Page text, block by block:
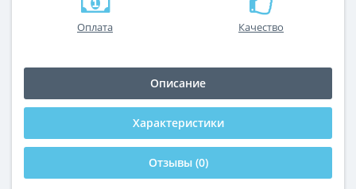
Оплата Качество
Описание
Характеристики
Отзывы (0)